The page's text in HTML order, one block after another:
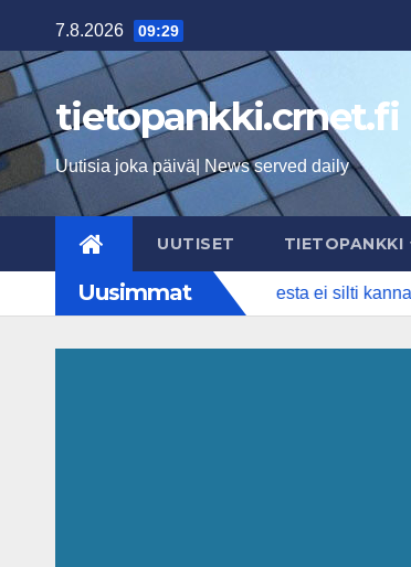
to
content
7.8.2026 09:29
tietopankki.crnet.fi
Uutisia joka päivä| News served daily
UUTISET TIETOPANKKI
Uusimmat
olisi tunkua – Suomesta ei silti kannata